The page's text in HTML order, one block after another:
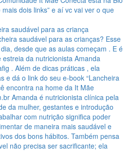
saudável para as criança